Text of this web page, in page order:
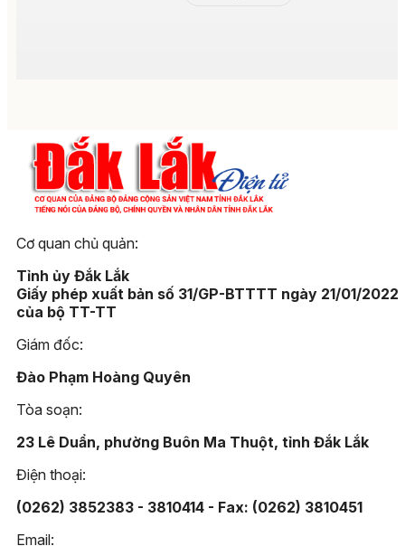
Cơ quan chủ quản:
Tỉnh ủy Đắk Lắk
Giấy phép xuất bản số 31/GP-BTTTT ngày 21/01/2022
của bộ TT-TT
Giám đốc:
Đào Phạm Hoàng Quyên
Tòa soạn:
23 Lê Duẩn, phường Buôn Ma Thuột, tỉnh Đắk Lắk
Điện thoại:
(0262) 3852383 - 3810414 - Fax: (0262) 3810451
Email: